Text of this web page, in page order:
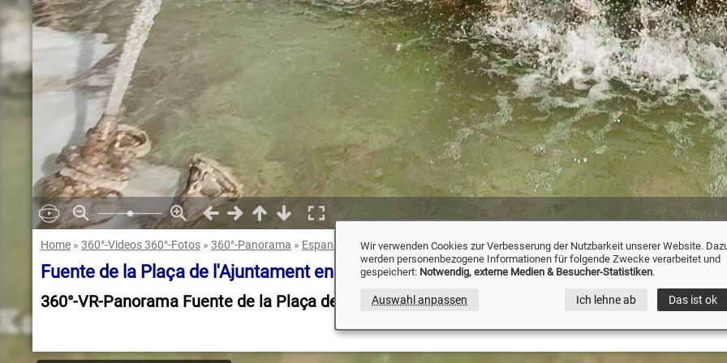
Home » 360°-Videos 360°-Fotos » 360°-Panorama » Espana Valencia» Fuente de la Plaça de l'Ajuntament en Valencia(ES)
Fuente de la Plaça de l'Ajuntament en Valencia(ES) - 360°-Panorama
360°-VR-Panorama Fuente de la Plaça de l'Ajuntament en Valencia(ES)
Wir verwenden Cookies zur Verbesserung der Nutzbarkeit unserer Website.
werden personenbezogene Informationen für folgende Zwecke verarbeitet und
gespeichert: Notwendig, externe Medien & Besucher-Statistiken.
Auswahl anpassen Ich lehne ab Das ist ok